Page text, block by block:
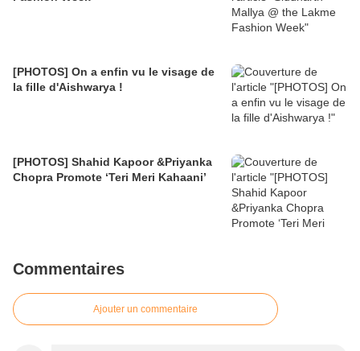
[PHOTOS] On a enfin vu le visage de
la fille d'Aishwarya !
[PHOTOS] Shahid Kapoor &Priyanka
Chopra Promote ‘Teri Meri Kahaani’
Commentaires
Ajouter un commentaire